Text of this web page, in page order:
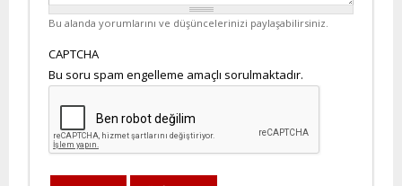
Bu alanda yorumlarını ve düşüncelerinizi paylaşabilirsiniz.
CAPTCHA
Bu soru spam engelleme amaçlı sorulmaktadır.